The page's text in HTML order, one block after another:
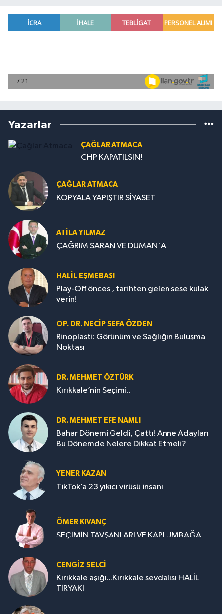
Yazarlar
ÇAĞLAR ATMACA
CHP KAPATILSIN!
ÇAĞLAR ATMACA
KOPYALA YAPIŞTIR SİYASET
ATILA YILMAZ
ÇAĞRIM SARAN VE DUMAN'A
HALIL EŞMEBAŞI
Play-Off öncesi, tarihten gelen sese kulak
verin!
OP. DR. NECIP SEFA ÖZDEN
Rinoplasti: Görünüm ve Sağlığın Buluşma
Noktası
DR. MEHMET ÖZTÜRK
Kırıkkale’nin Seçimi..
DR. MEHMET EFE NAMLI
Bahar Dönemi Geldi, Çattı! Anne Adayları
Bu Dönemde Nelere Dikkat Etmeli?
YENER KAZAN
TikTok’a 23 yıkıcı virüsü insanı
ÖMER KIVANÇ
SEÇİMİN TAVŞANLARI VE KAPLUMBAĞA
CENGİZ SELCİ
Kırıkkale aşığı...Kırıkkale sevdalısı HALİL
TİRYAKİ